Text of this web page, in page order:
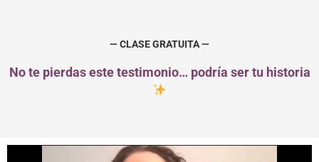
— CLASE GRATUITA —
No te pierdas este testimonio… podría ser tu historia